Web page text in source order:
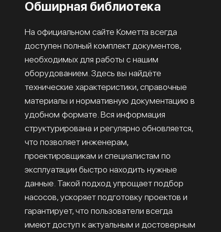
Обширная библиотека
На официальном сайте Кометта всегда
доступен полный комплект документов,
необходимых для работы с нашим
оборудованием. Здесь вы найдёте
технические характеристики, справочные
материалы и нормативную документацию в
удобном формате. Вся информация
структурирована и регулярно обновляется,
что позволяет инженерам,
проектировщикам и специалистам по
эксплуатации быстро находить нужные
данные. Такой подход упрощает подбор
насосов, ускоряет подготовку проектов и
гарантирует, что пользователи всегда
имеют доступ к актуальным и достоверным